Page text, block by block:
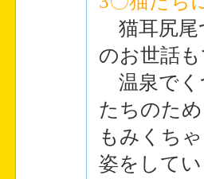
猫耳尻尾
のお世話
温泉でく
たちのた
もみくち
姿をして